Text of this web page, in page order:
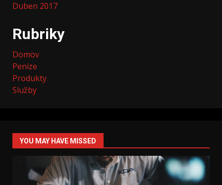
Duben 2017
Rubriky
Domov
Peníze
Produkty
Služby
YOU MAY HAVE MISSED